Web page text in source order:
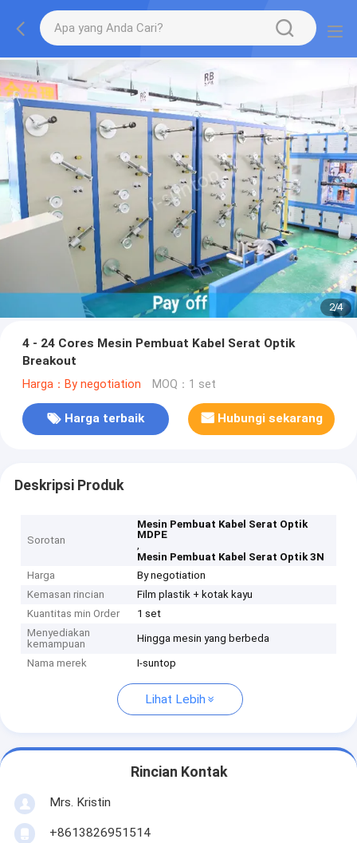
2/4
4 - 24 Cores Mesin Pembuat Kabel Serat Optik
Breakout
Harga：By negotiation MOQ：1 set
Harga terbaik Hubungi sekarang
Deskripsi Produk
Sorotan
Mesin Pembuat Kabel Serat Optik
MDPE
,
Mesin Pembuat Kabel Serat Optik 3N
Harga
By negotiation
Kemasan rincian
Film plastik + kotak kayu
Kuantitas min Order
1 set
Menyediakan
kemampuan
Hingga mesin yang berbeda
Nama merek I-suntop
Lihat Lebih
Rincian Kontak
Mrs. Kristin
+8613826951514